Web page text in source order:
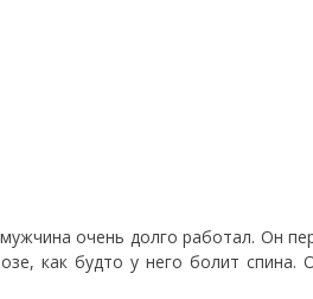
очень долго работал. Он
как будто у него болит спина.